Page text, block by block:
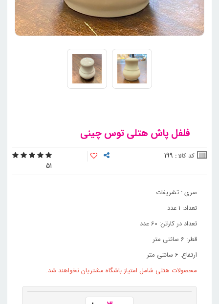
فلفل پاش هتلی توس چینی
کد کالا : 199
51
سری : تشریفات
تعداد: 1 عدد
تعداد در کارتن: 60 عدد
قطر: 6 سانتی متر
ارتفاع: 6 سانتی متر
محصولات هتلی شامل امتیاز باشگاه مشتریان نخواهند شد.